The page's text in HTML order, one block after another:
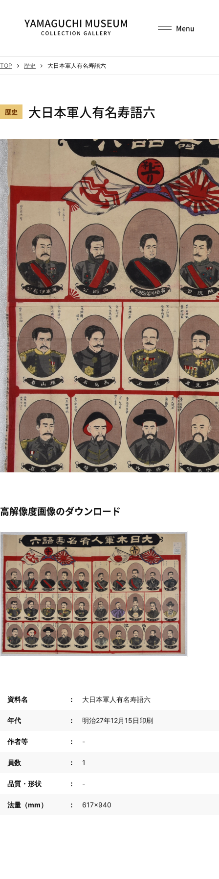
TOP 歴史 大日本軍人有名寿語六
歴史 大日本軍人有名寿語六
高解像度画像のダウンロード
資料名 大日本軍人有名寿語六
年代 明治27年12月15日印刷
作者等 -
員数 1
品質・形状 -
法量（mm） 617×940